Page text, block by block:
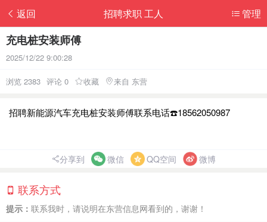
返回 管理
招聘求职 工人
充电桩安装师傅
2025/12/22 9:00:28
浏览 2383 评论 0 收藏 来自 东营
招聘新能源汽车充电桩安装师傅联系电话☎️18562050987
分享到 微信 QQ空间 微博
联系方式
提示： 联系我时，请说明在东营信息网看到的，谢谢！